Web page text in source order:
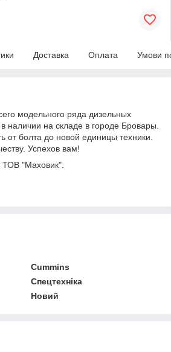
Доставка Оплата Умови
модельного ряда дизельных
наличии на складе в городе Бровары.
от болта до новой единицы техники.
Успехов вам!
"Маховик".
Cummins
Спецтехніка
Новий